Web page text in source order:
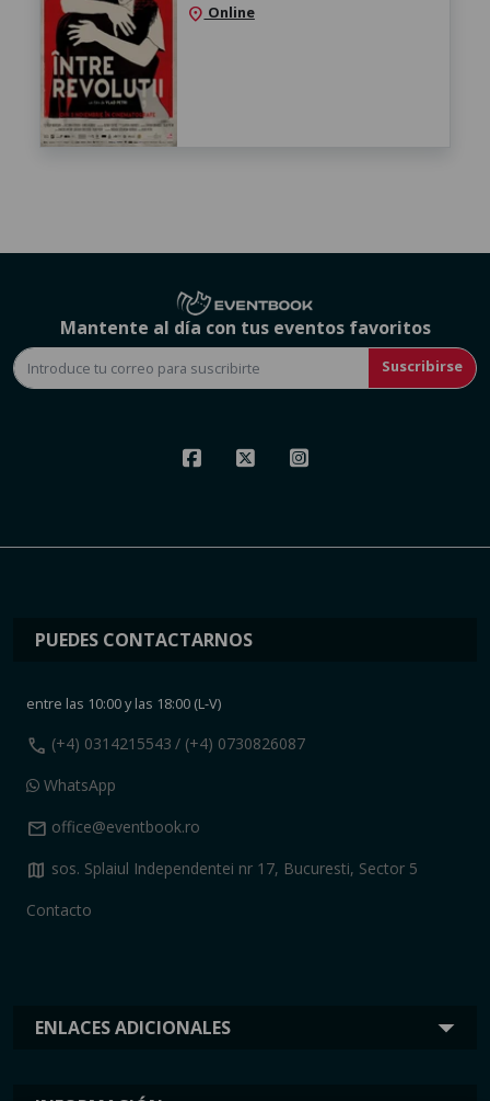
location_on Online
Mantente al día con tus eventos favoritos
Suscribirse
ENLACES ADICIONALES
PUEDES CONTACTARNOS
entre las 10:00 y las 18:00 (L-V)
call (+4) 0314215543 / (+4) 0730826087
WhatsApp
mail office@eventbook.ro
map sos. Splaiul Independentei nr 17, Bucuresti, Sector 5
Contacto